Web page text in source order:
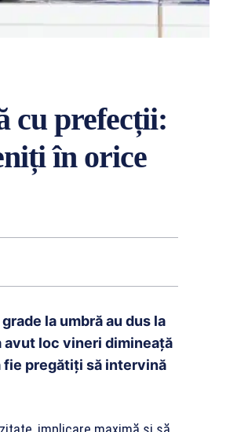
cu prefecții:
în orice
la umbră au dus la
avut loc vineri dimineață
fie pregătiți să intervină